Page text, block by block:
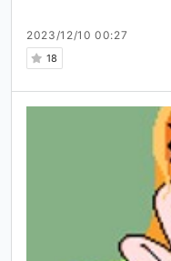
2023/12/10 00:27
18